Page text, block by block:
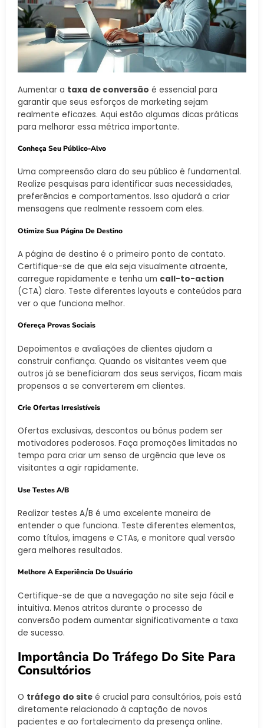
Aumentar a taxa de conversão é essencial para
garantir que seus esforços de marketing sejam
realmente eficazes. Aqui estão algumas dicas práticas
para melhorar essa métrica importante.
Conheça Seu Público-Alvo
Uma compreensão clara do seu público é fundamental.
Realize pesquisas para identificar suas necessidades,
preferências e comportamentos. Isso ajudará a criar
mensagens que realmente ressoem com eles.
Otimize Sua Página De Destino
A página de destino é o primeiro ponto de contato.
Certifique-se de que ela seja visualmente atraente,
carregue rapidamente e tenha um call-to-action
(CTA) claro. Teste diferentes layouts e conteúdos para
ver o que funciona melhor.
Ofereça Provas Sociais
Depoimentos e avaliações de clientes ajudam a
construir confiança. Quando os visitantes veem que
outros já se beneficiaram dos seus serviços, ficam mais
propensos a se converterem em clientes.
Crie Ofertas Irresistíveis
Ofertas exclusivas, descontos ou bônus podem ser
motivadores poderosos. Faça promoções limitadas no
tempo para criar um senso de urgência que leve os
visitantes a agir rapidamente.
Use Testes A/B
Realizar testes A/B é uma excelente maneira de
entender o que funciona. Teste diferentes elementos,
como títulos, imagens e CTAs, e monitore qual versão
gera melhores resultados.
Melhore A Experiência Do Usuário
Certifique-se de que a navegação no site seja fácil e
intuitiva. Menos atritos durante o processo de
conversão podem aumentar significativamente a taxa
de sucesso.
Importância Do Tráfego Do Site Para
Consultórios
O tráfego do site é crucial para consultórios, pois está
diretamente relacionado à captação de novos
pacientes e ao fortalecimento da presença online.